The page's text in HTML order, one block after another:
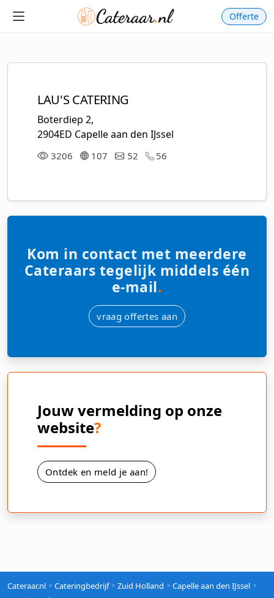
Offerte
LAU'S CATERING
Boterdiep 2,
2904ED Capelle aan den IJssel
3206 107 52 56
Kom in contact met meerdere
Cateraars tegelijk middels één
e-mail.
vraag offertes aan
Jouw vermelding op onze
website?
Ontdek en meld je aan!
Cateraar.nl Cateringbedrijf Zuid Holland
Capelle aan den IJssel